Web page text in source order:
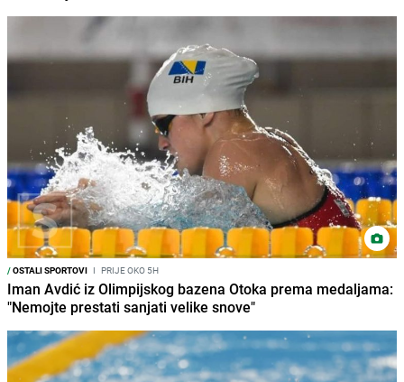
/OSTALI SPORTOVI I PRIJE OKO 5H
Iman Avdić iz Olimpijskog bazena Otoka prema medaljama:
"Nemojte prestati sanjati velike snove"